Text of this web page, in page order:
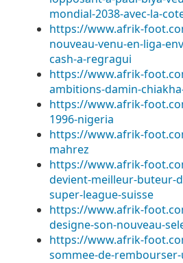
mondial-2038-avec-la-
https://www.afrik-
nouveau-venu-en-liga-
cash-a-regragui
https://www.afrik-
ambitions-damin-
https://www.afrik-
1996-nigeria
https://www.afrik-
mahrez
https://www.afrik-
devient-meilleur-buteur-
super-league-suisse
https://www.afrik-
designe-son-nouveau-
https://www.afrik-
sommee-de-